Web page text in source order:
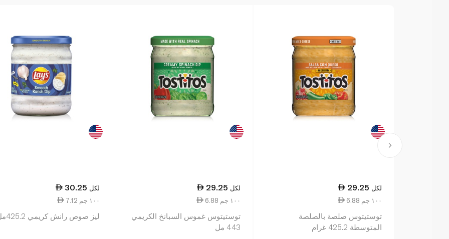
29.25 لكل
6.88 ١٠٠ جم
توستيتوس صلصة بالصلصة
المتوسطة 425.2 غرام
29.25 لكل
6.88 ١٠٠ جم
توستيتوس غموس السبانخ الكريمي
443 مل
30.25 لكل
7.12 ١٠٠ جم
ليز صوص رانش كريمي 425.2مل